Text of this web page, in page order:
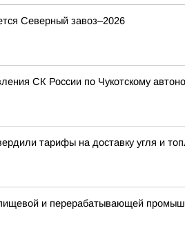
Северный завоз–2026
СК России по Чукотскому
тарифы на доставку угля и
и перерабатывающей